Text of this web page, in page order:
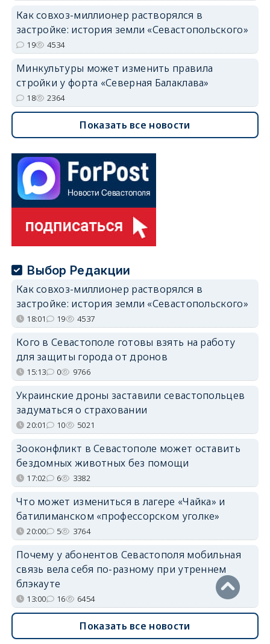
Как совхоз-миллионер растворялся в
застройке: история земли «Севастопольского»
19 4534
Минкультуры может изменить правила
стройки у форта «Северная Балаклава»
18 2364
Показать все новости
Выбор Редакции
Как совхоз-миллионер растворялся в
застройке: история земли «Севастопольского»
18:01 19 4537
Кого в Севастополе готовы взять на работу
для защиты города от дронов
15:13 0 9766
Украинские дроны заставили севастопольцев
задуматься о страховании
20:01 10 5021
Зооконфликт в Севастополе может оставить
бездомных животных без помощи
17:02 6 3382
Что может измениться в лагере «Чайка» и
батилиманском «профессорском уголке»
20:00 5 3764
Почему у абонентов Севастополя мобильная
связь вела себя по-разному при утреннем
блэкауте
13:00 16 6454
Показать все новости